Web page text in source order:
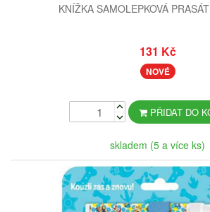
KNÍŽKA SAMOLEPKOVÁ
131 Kč
NOVÉ
PŘIDAT DO
skladem (5 a více ks)